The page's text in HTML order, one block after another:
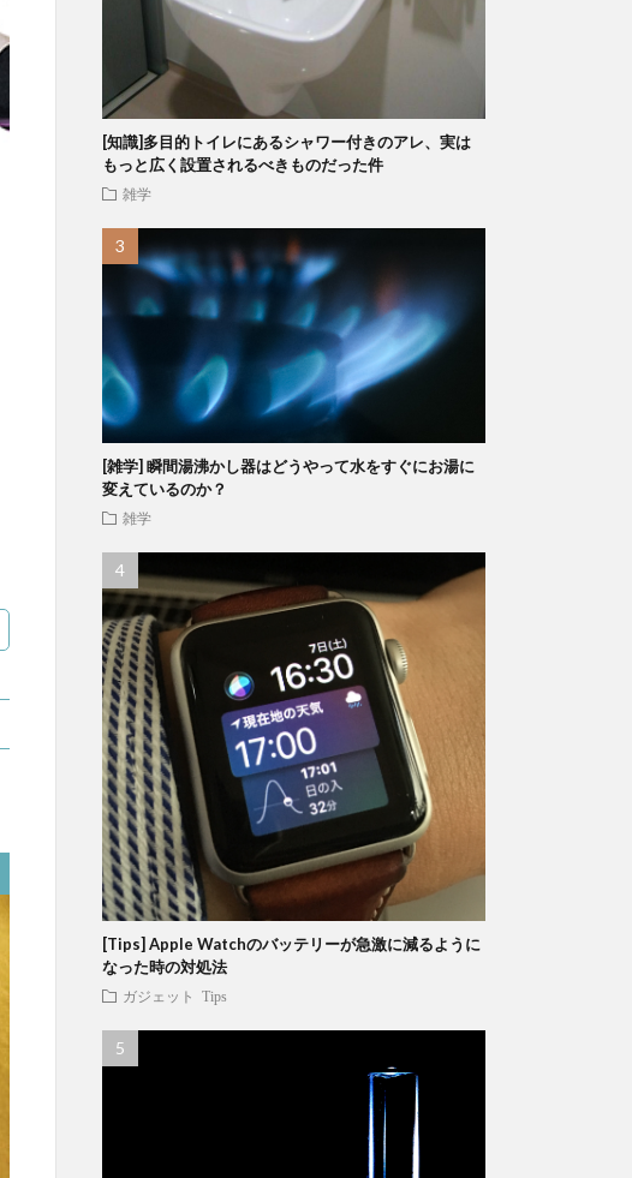
[知識]多目的トイレにあるシャワー付きのアレ、実は
もっと広く設置されるべきものだった件
雑学
[雑学] 瞬間湯沸かし器はどうやって水をすぐにお湯に
変えているのか？
雑学
[Tips] Apple Watchのバッテリーが急激に減るように
なった時の対処法
ガジェット Tips